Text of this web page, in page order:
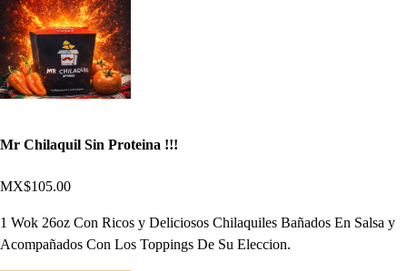
Mr Chilaquil Sin Proteina !!!
MX$105.00
1 Wok 26oz Con Ricos y Deliciosos Chilaquiles Bañados En Salsa y
Acompañados Con Los Toppings De Su Eleccion.